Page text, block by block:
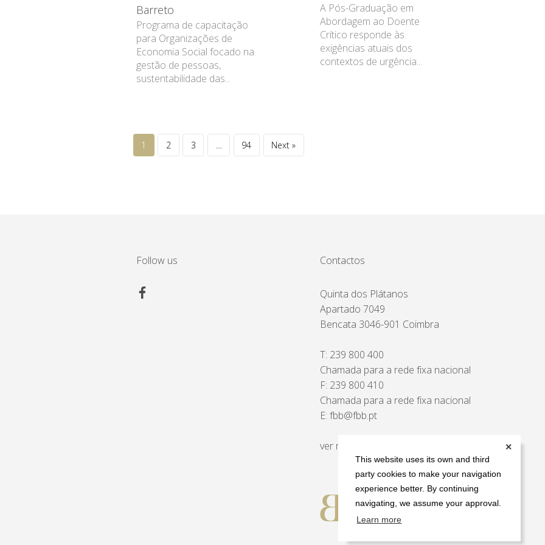
This website uses its own and third
party cookies to make your navigation
experience better. By continuing
navigating, we assume your approval.
Learn more
✕
Barreto
Programa de capacitação
para Organizações de
Economia Social focado na
gestão de pessoas,
sustentabilidade das...
A Pós-Graduação em
Abordagem ao Doente
Crítico responde às
exigências atuais dos
contextos de urgência...
1 2 3 … 94 Next »
Follow us Contactos
Quinta dos Plátanos
Apartado 7049
Bencata 3046-901 Coimbra
T: 239 800 400
Chamada para a rede fixa nacional
F: 239 800 410
Chamada para a rede fixa nacional
E:fbb@fbb.pt
ver mapa